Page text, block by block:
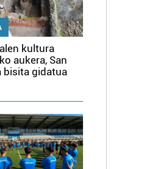
kultura
aukera, San
bisita gidatua